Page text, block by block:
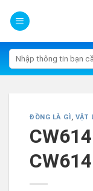
Tìm
kiếm:
ĐỒNG LÀ GÌ, VẬT